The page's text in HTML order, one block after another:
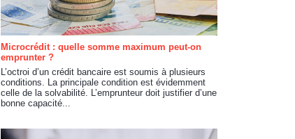
Microcrédit : quelle somme maximum peut-on
emprunter ?
L’octroi d’un crédit bancaire est soumis à plusieurs
conditions. La principale condition est évidemment
celle de la solvabilité. L’emprunteur doit justifier d’une
bonne capacité...